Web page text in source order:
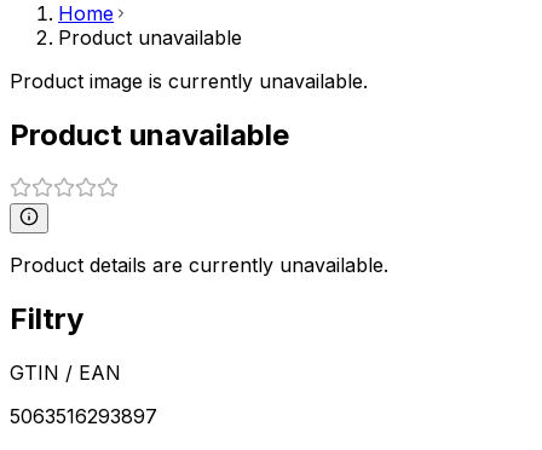
Home
Product unavailable
Product image is currently unavailable.
Product unavailable
Product details are currently unavailable.
Filtry
GTIN / EAN
5063516293897